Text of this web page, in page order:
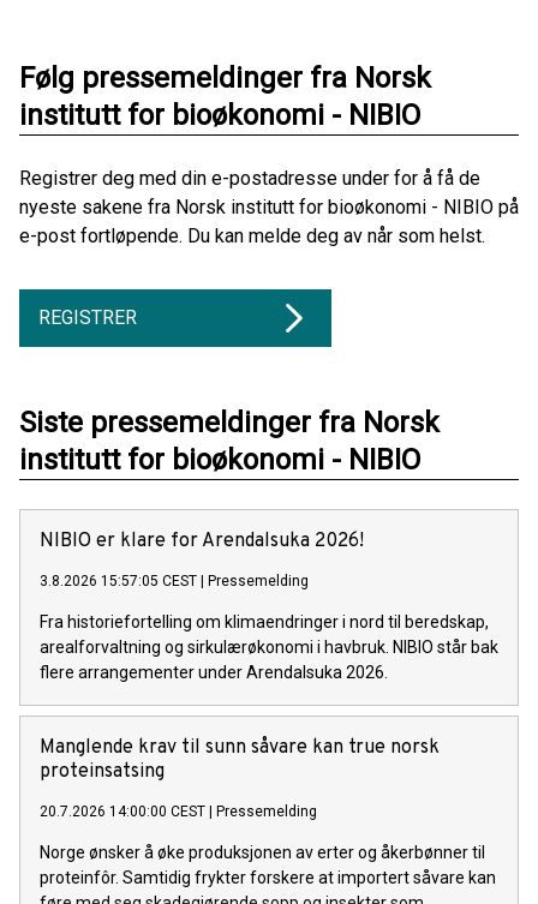
Følg pressemeldinger fra Norsk
institutt for bioøkonomi - NIBIO
Registrer deg med din e-postadresse under for å få de
nyeste sakene fra Norsk institutt for bioøkonomi - NIBIO på
e-post fortløpende. Du kan melde deg av når som helst.
REGISTRER
Siste pressemeldinger fra Norsk
institutt for bioøkonomi - NIBIO
NIBIO er klare for Arendalsuka 2026!
3.8.2026 15:57:05 CEST | Pressemelding
Fra historiefortelling om klimaendringer i nord til beredskap,
arealforvaltning og sirkulærøkonomi i havbruk. NIBIO står bak
flere arrangementer under Arendalsuka 2026.
Manglende krav til sunn såvare kan true norsk
proteinsatsing
20.7.2026 14:00:00 CEST | Pressemelding
Norge ønsker å øke produksjonen av erter og åkerbønner til
proteinfôr. Samtidig frykter forskere at importert såvare kan